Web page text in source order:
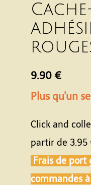
9.90 €
Plus qu'un
Click and
partir de 3.95
Frais de
commandes